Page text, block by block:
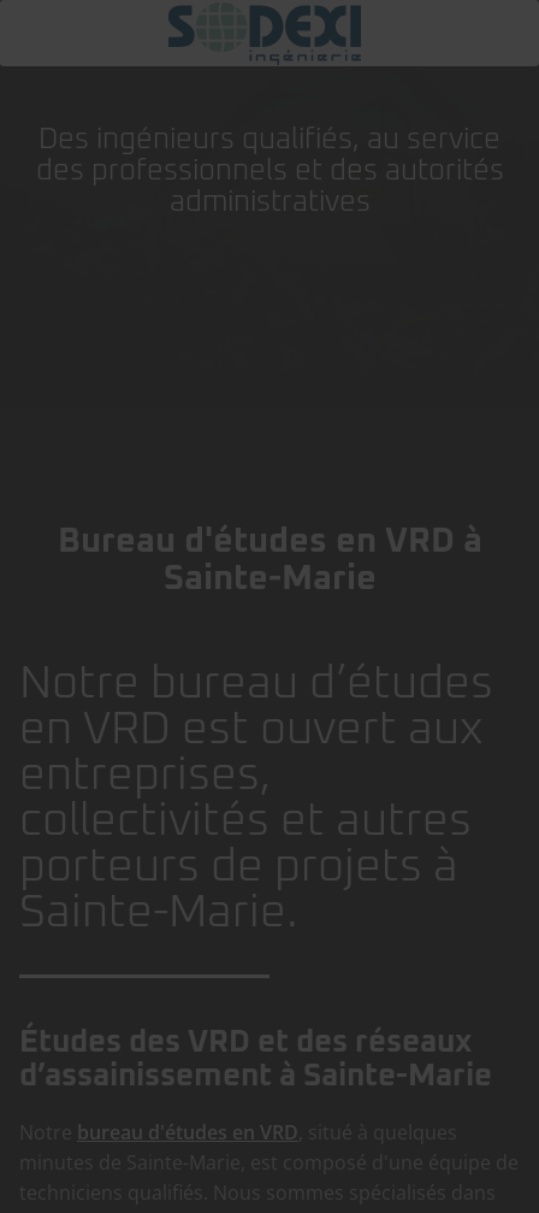
Des ingénieurs qualifiés, au service
des professionnels et des autorités
administratives
Bureau d'études en VRD à
Sainte-Marie
Notre bureau d’études
en VRD est ouvert aux
entreprises,
collectivités et autres
porteurs de projets à
Sainte-Marie.
Études des VRD et des réseaux
d’assainissement à Sainte-Marie
Notre bureau d'études en VRD , situé à quelques
minutes de Sainte-Marie, est composé d'une équipe de
techniciens qualifiés. Nous sommes spécialisés dans